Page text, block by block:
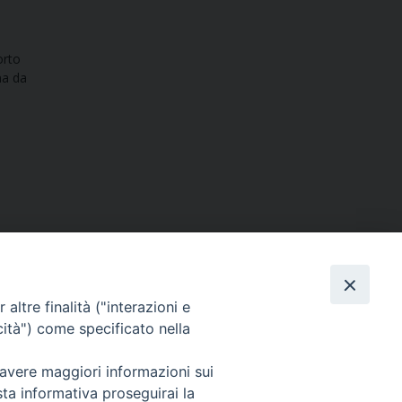
da
SEGUICI SU
Facebook
Instagram
X YouTube
altre finalità ("interazioni e
come specificato nella
maggiori informazioni sui
informativa proseguirai la